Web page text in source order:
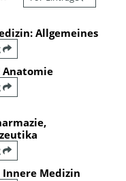
Allgemeines
Anatomie
Innere Medizin